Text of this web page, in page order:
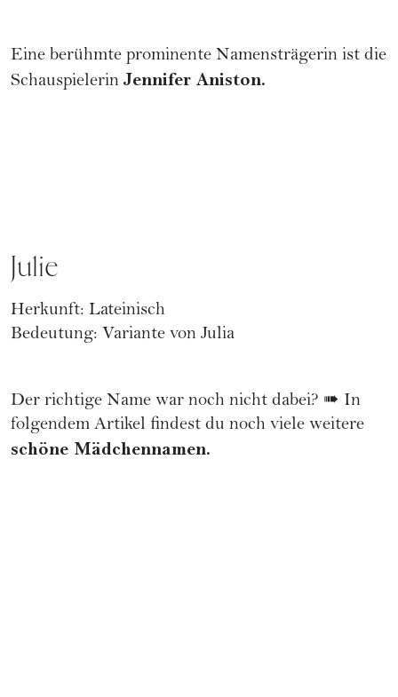
Eine berühmte prominente Namensträgerin ist die
Schauspielerin Jennifer Aniston.
Julie
Herkunft: Lateinisch
Bedeutung: Variante von Julia
Der richtige Name war noch nicht dabei? ➠ In
folgendem Artikel findest du noch viele weitere
schöne Mädchennamen.